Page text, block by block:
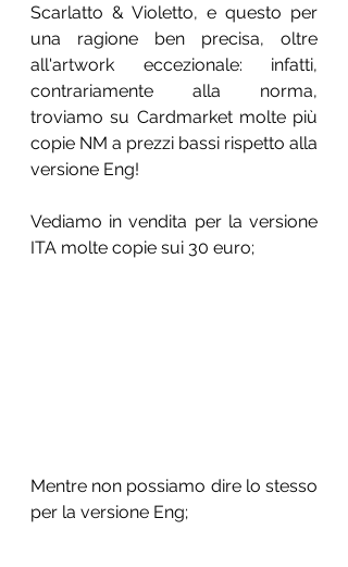
Scarlatto & Violetto, e questo per
una ragione ben precisa, oltre
all'artwork eccezionale: infatti,
contrariamente alla norma,
troviamo su Cardmarket molte più
copie NM a prezzi bassi rispetto alla
versione Eng!
Vediamo in vendita per la versione
ITA molte copie sui 30 euro;
Mentre non possiamo dire lo stesso
per la versione Eng;